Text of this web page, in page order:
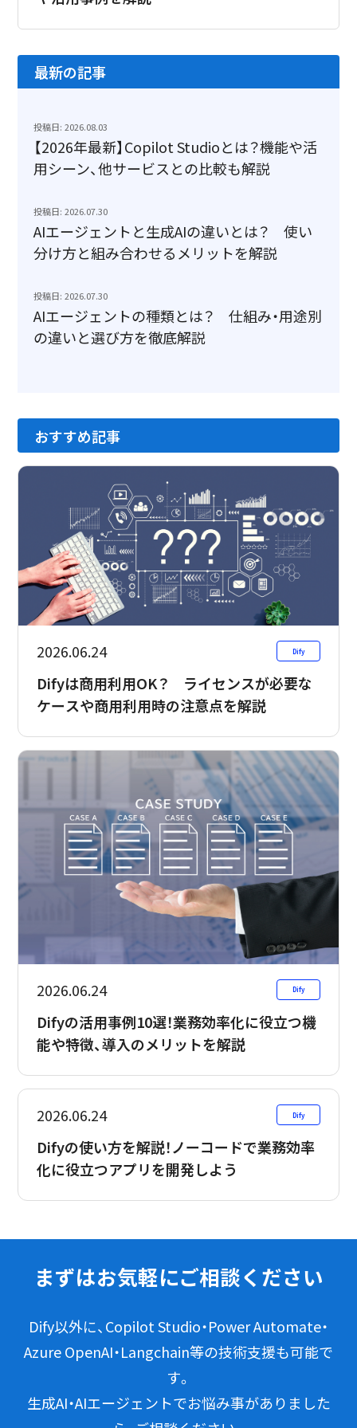
最新の記事
投稿日: 2026.08.03
【2026年最新】Copilot Studioとは？機能や活
用シーン、他サービスとの比較も解説
投稿日: 2026.07.30
AIエージェントと生成AIの違いとは？ 使い
分け方と組み合わせるメリットを解説
投稿日: 2026.07.30
AIエージェントの種類とは？ 仕組み・用途別
の違いと選び方を徹底解説
おすすめ記事
2026.06.24 Dify
Difyは商用利用OK？ ライセンスが必要な
ケースや商用利用時の注意点を解説
2026.06.24 Dify
Difyの活用事例10選！業務効率化に役立つ機
能や特徴、導入のメリットを解説
2026.06.24 Dify
Difyの使い方を解説！ノーコードで業務効率
化に役立つアプリを開発しよう